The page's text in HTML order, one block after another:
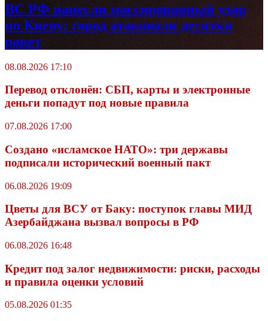
ВС РФ нанесли массированный удар
по Киеву: город атаковали десятки
ракет
08.08.2026 17:10
Перевод отклонён: СБП, карты и электронные
деньги попадут под новые правила
07.08.2026 17:00
Создано «исламское НАТО»: три державы
подписали исторический военный пакт
06.08.2026 19:09
Цветы для ВСУ от Баку: поступок главы МИД
Азербайджана вызвал вопросы в РФ
06.08.2026 16:48
Кредит под залог недвижимости: риски, расходы
и правила оценки условий
05.08.2026 01:35